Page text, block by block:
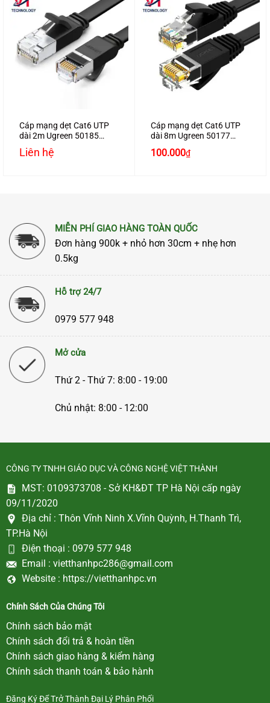
Cáp mạng dẹt Cat6 UTP
dài 2m Ugreen 50185
chính hãng
Liên hệ
Cáp mạng dẹt Cat6 UTP
dài 8m Ugreen 50177
chính hãng
100.000₫
MIỄN PHÍ GIAO HÀNG TOÀN QUỐC
Đơn hàng 900k + nhỏ hơn 30cm + nhẹ hơn
0.5kg
Hỗ trợ 24/7
0979 577 948
Mở cửa
Thứ 2 - Thứ 7: 8:00 - 19:00
Chủ nhật: 8:00 - 12:00
CÔNG TY TNHH GIÁO DỤC VÀ CÔNG NGHỆ VIỆT THÀNH
MST: 0109373708 - Sở KH&ĐT TP Hà Nội cấp ngày
09/11/2020
Địa chỉ : Thôn Vĩnh Ninh X.Vĩnh Quỳnh, H.Thanh Trì,
TP.Hà Nội
Điện thoại : 0979 577 948
Email : vietthanhpc286@gmail.com
Website : https://vietthanhpc.vn
Chính Sách Của Chúng Tôi
Chính sách bảo mật
Chính sách đổi trả & hoàn tiền
Chính sách giao hàng & kiểm hàng
Chính sách thanh toán & bảo hành
Đăng Ký Để Trở Thành Đại Lý Phân Phối